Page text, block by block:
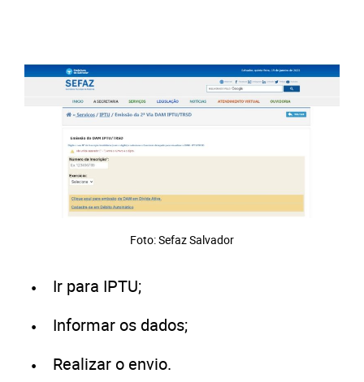
Foto: Sefaz Salvador
Ir para IPTU;
Informar os dados;
Realizar o envio.